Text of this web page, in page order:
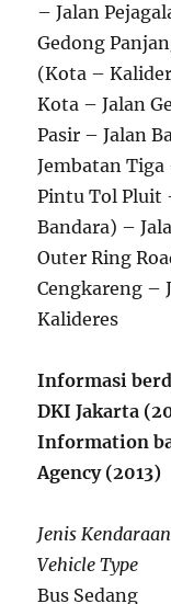
– Jalan
Gedong
(Kota –
Kota – Jalan
Pasir – Jalan
Jembatan Tiga
Pintu Tol Pluit
Bandara) –
Outer Ring
Cengkareng –
Kalideres
Informasi
DKI Jakarta
Information
Agency (2013)
Jenis Kendaraan
Vehicle Type
Bus Sedang